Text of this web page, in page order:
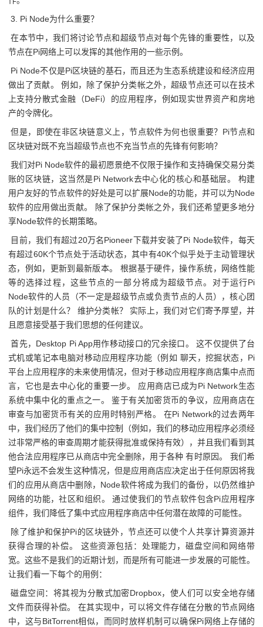
3. Pi Node为什么重要？
在本节中，我们将讨论节点和超级节点对每个先锋的重要性，以及
节点在Pi网络上可以发挥的其他作用的一些示例。
Pi Node不仅是Pi区块链的基石，而且还为生态系统建设和经济应用
做出了贡献。 例如，除了保护分类帐之外，超级节点还可以在技术
上支持分散式金融（DeFi）的应用程序，例如现实世界资产和房地
产的令牌化。
但是，即使在非区块链意义上，节点软件为何也很重要？Pi节点和
区块链对既不充当超级节点也不充当节点的先锋有何影响？
我们对Pi Node软件的最初愿景绝不仅限于操作和支持确保交易分类
账的区块链，这当然是Pi Network去中心化的核心和基础层。 构建
用户友好的节点软件的好处是可以扩展Node的功能，并可以为Node
软件的应用做出贡献。 除了保护分类帐之外，我们还希望更多地分
享Node软件的长期策略。
目前，我们有超过20万名Pioneer下载并安装了Pi Node软件，每天
有超过60K个节点处于活动状态，其中有40K个似乎处于主动管理状
态，例如，更新到最新版本。 根据基于硬件，操作系统，网络性能
等的选择过程，这些节点的一部分将成为超级节点。对于运行Pi
Node软件的人员（不一定是超级节点或负责节点的人员），核心团
队的计划是什么？ 维护分类帐？ 实际上，我们对它们寄予厚望，并
且愿意接受基于我们思想的任何建议。
首先，Desktop Pi App用作移动接口的冗余接口。 这不仅提供了台
式机或笔记本电脑对移动应用程序功能（例如 聊天，挖掘状态，Pi
平台上应用程序的未来使用情况，但对于移动应用程序商店集中点而
言，它也是去中心化的重要一步。 应用商店已成为Pi Network生态
系统中集中化的重点之一。 鉴于有关加密货币的争议，应用商店在
审查与加密货币有关的应用时特别严格。 在Pi Network的过去两年
中，我们经历了他们的集中控制（例如，我们的移动应用程序必须经
过非常严格的审查周期才能获得批准或保持有效），并且我们看到其
他合法应用程序已从商店中完全删除，用于各种 有时原因。 我们希
望Pi永远不会发生这种情况，但是应用商店应决定出于任何原因将我
们的应用从商店中删除，Node软件将成为我们的备份，以仍然维护
网络的功能，社区和组织。 通过使我们的节点软件包含Pi应用程序
组件，我们降低了集中式应用程序商店中任何潜在故障的可能性。
除了维护和保护Pi的区块链外，节点还可以使个人共享计算资源并
获得合理的补偿。 这些资源包括：处理能力，磁盘空间和网络带
宽。这些不是我们的近期计划，而是所有可能进一步发展的可能性。
让我们看一下每个的用例：
磁盘空间：将其视为分散式加密Dropbox，使人们可以安全地存储
文件而获得补偿。 在其实现中，可以将文件存储在分散的节点网络
中，这与BitTorrent相似，而同时放样机制可以确保Pi网络上存储的